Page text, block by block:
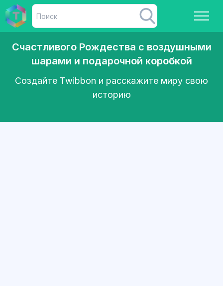
Счастливого Рождества с воздушными
шарами и подарочной коробкой
Создайте Twibbon и расскажите миру свою
историю